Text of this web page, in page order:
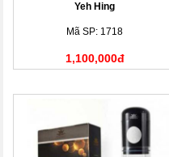
Yeh Hing
Mã SP: 1718
1,100,000đ